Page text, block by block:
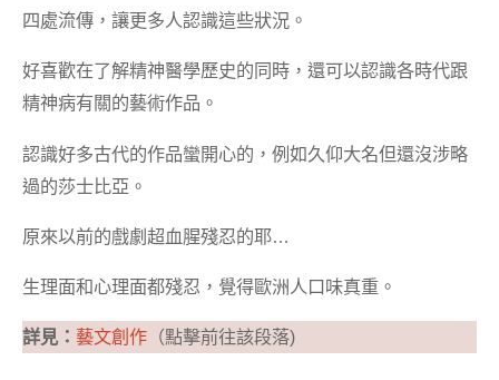
四處流傳，讓更多人認識這些狀況。
好喜歡在了解精神醫學歷史的同時，還可以認識各時代跟
精神病有關的藝術作品。
認識好多古代的作品蠻開心的，例如久仰大名但還沒涉略
過的莎士比亞。
原來以前的戲劇超血腥殘忍的耶…
生理面和心理面都殘忍，覺得歐洲人口味真重。
詳見： 藝文創作 （點擊前往該段落)